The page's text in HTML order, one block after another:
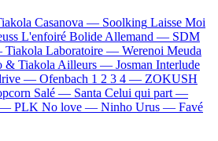
Casanova — Soolking Laisse Moi
L'enfoiré Bolide Allemand — SDM
Tiakola Laboratoire — Werenoi Meuda
& Tiakola Ailleurs — Josman Interlude
— Ofenbach 1 2 3 4 — ZOKUSH
Salé — Santa Celui qui part —
— PLK No love — Ninho Urus — Favé